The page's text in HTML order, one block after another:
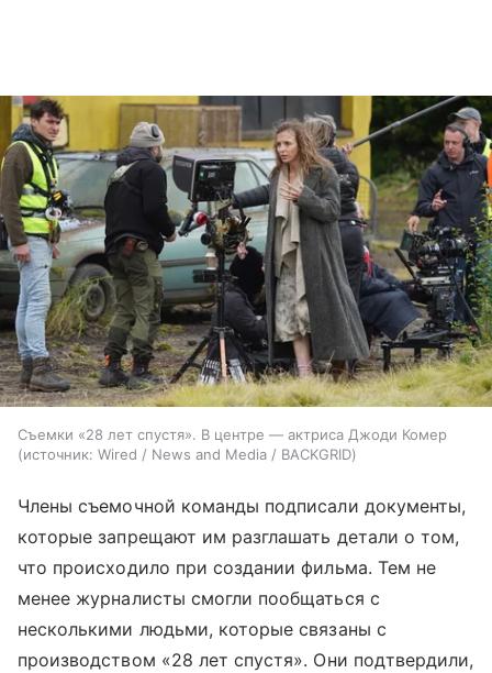
Съемки «28 лет спустя». В центре — актриса Джоди Комер
источник: Wired / News and Media / BACKGRID
Члены съемочной команды подписали документы,
которые запрещают им разглашать детали о том,
что происходило при создании фильма. Тем не
менее журналисты смогли пообщаться с
несколькими людьми, которые связаны с
производством «28 лет спустя». Они подтвердили,